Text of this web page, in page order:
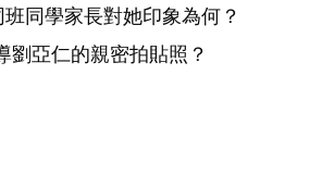
同學家長對她印象為何？
劉亞仁的親密拍貼照？